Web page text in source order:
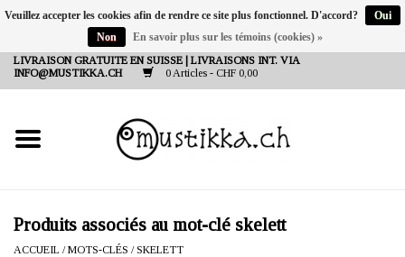
LIVRAISON GRATUITE EN SUISSE | LIVRAISONS INT. VIA
INFO@MUSTIKKA.CH
0 Articles - CHF 0,00
NEW IN
SHOP - A PIECE OF
FINLAND FOR YOU
Produits associés au mot-clé skelett
ACCUEIL /MOTS-CLÉS /SKELETT
Veuillez accepter les cookies afin de rendre ce site plus fonctionnel. D'accord?
Oui
Non
En savoir plus sur les témoins (cookies) »